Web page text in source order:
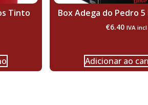
Tinto Box Adega do Pedro
€6.40 IVA incl
Adicionar ao